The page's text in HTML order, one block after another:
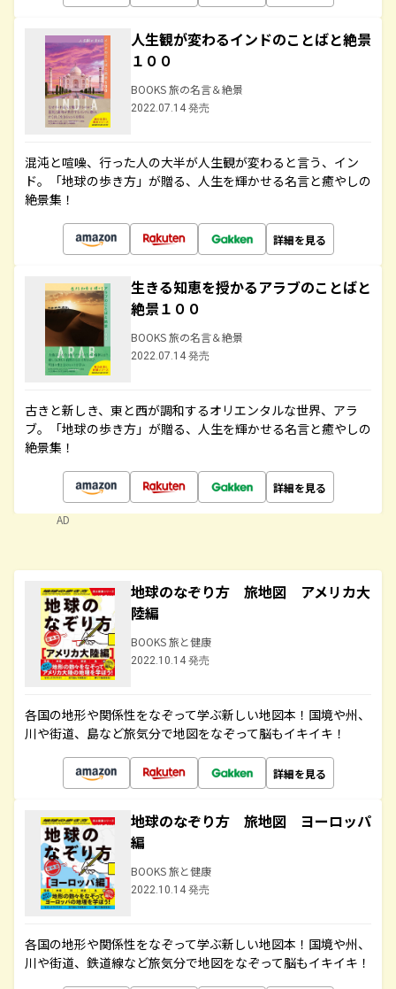
人生観が変わるインドのことばと絶景
１００
BOOKS 旅の名言＆絶景
2022.07.14 発売
混沌と喧噪、行った人の大半が人生観が変わると言う、イン
ド。「地球の歩き方」が贈る、人生を輝かせる名言と癒やしの
絶景集！
詳細を見る
生きる知恵を授かるアラブのことばと
絶景１００
BOOKS 旅の名言＆絶景
2022.07.14 発売
古きと新しき、東と西が調和するオリエンタルな世界、アラ
ブ。「地球の歩き方」が贈る、人生を輝かせる名言と癒やしの
絶景集！
詳細を見る
AD
地球のなぞり方 旅地図 アメリカ大
陸編
BOOKS 旅と健康
2022.10.14 発売
各国の地形や関係性をなぞって学ぶ新しい地図本！国境や州、
川や街道、島など旅気分で地図をなぞって脳もイキイキ！
詳細を見る
地球のなぞり方 旅地図 ヨーロッパ
編
BOOKS 旅と健康
2022.10.14 発売
各国の地形や関係性をなぞって学ぶ新しい地図本！国境や州、
川や街道、鉄道線など旅気分で地図をなぞって脳もイキイキ！